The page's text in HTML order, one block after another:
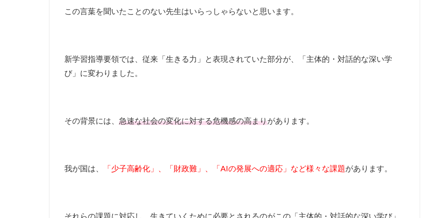
この言葉を聞いたことのない先生はいらっしゃらないと思います。
新学習指導要領では、従来「生きる力」と表現されていた部分が、「主体的・対話的な深い学
び」に変わりました。
その背景には、 急速な社会の変化に対する危機感の高まりがあります。
我が国は、 「少子高齢化」、「財政難」、「AIの発展への適応」など様々な課題があります。
それらの課題に対応し、生きていくために必要とされるのがこの「主体的・対話的な深い学び」